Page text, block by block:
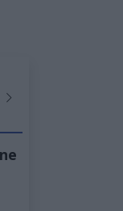
Następne